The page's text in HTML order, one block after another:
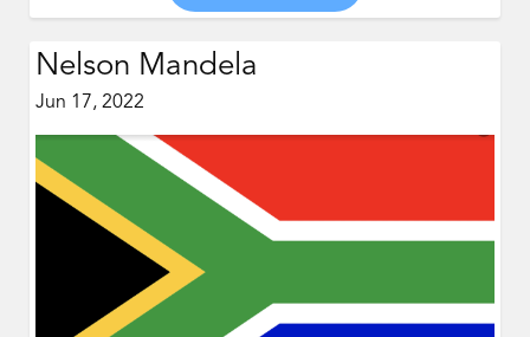
Nelson Mandela
Jun 17, 2022